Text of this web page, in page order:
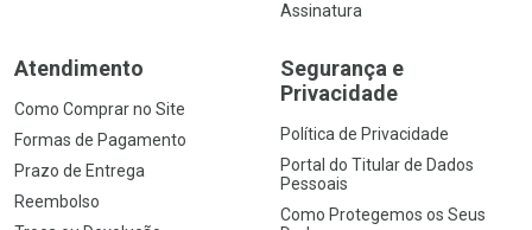
Assinatura
Atendimento
Como Comprar no Site
Formas de Pagamento
Prazo de Entrega
Reembolso
Segurança e
Privacidade
Política de Privacidade
Portal do Titular de Dados
Pessoais
Como Protegemos os Seus